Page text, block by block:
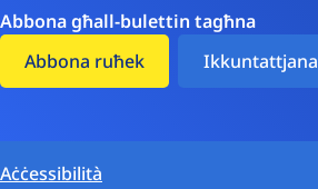
Abbona għall-bulettin tagħna
Abbona ruħek
Ikkuntattjana
Aċċessibilità